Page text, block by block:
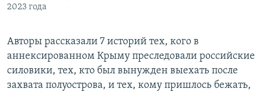
2023 года
Авторы рассказали 7 историй тех, кого в
аннексированном Крыму преследовали российские
силовики, тех, кто был вынужден выехать после
захвата полуострова, и тех, кому пришлось бежать,